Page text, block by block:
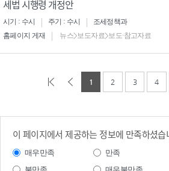
세법 시행령 개정안
시기 : 수시 주기 : 수시
조세정책과
홈페이지 게재
뉴스>보도자료>보도·참고자료
1 2 3 4
이 페이지에서 제공하는 정보에 만족하셨습
매우만족 만족